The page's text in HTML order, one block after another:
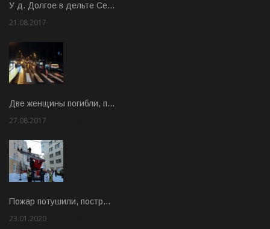
У д. Долгое в дельте Се…
21.08.2017
Две женщины погибли, п…
27.08.2017
Пожар потушили, постр…
23.01.2020